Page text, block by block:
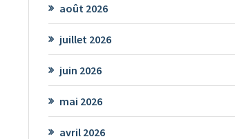
août 2026
juillet 2026
juin 2026
mai 2026
avril 2026